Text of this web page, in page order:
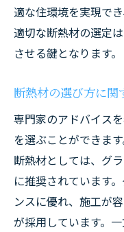
適な住環境を実現で
適切な断熱材の選定
させる鍵となります。
断熱材の選び方に関
専門家のアドバイス
を選ぶことができま
断熱材としては、グ
に推奨されています
ンスに優れ、施工が
が採用しています。